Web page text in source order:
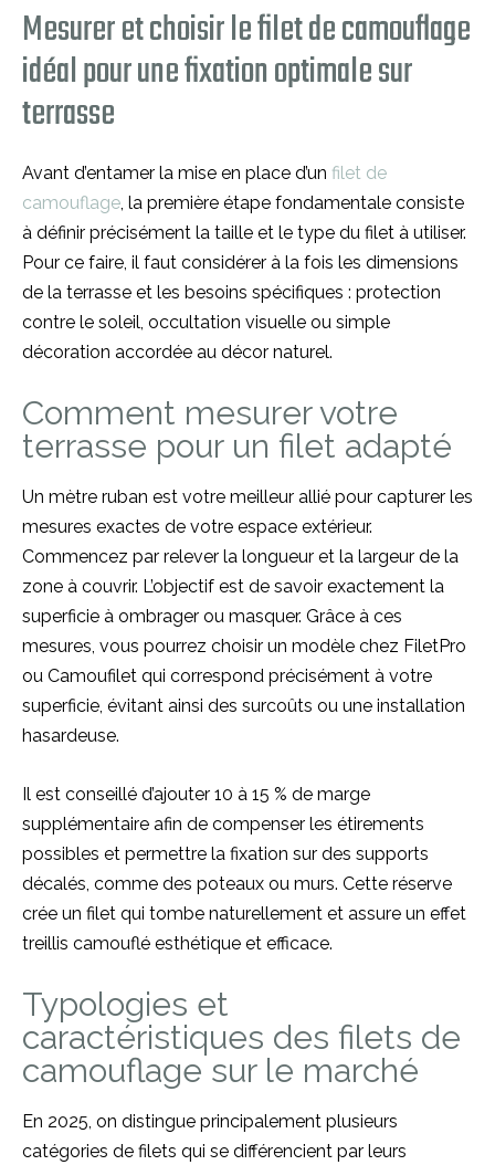
Mesurer et choisir le filet de camouflage
idéal pour une fixation optimale sur
terrasse
Avant d’entamer la mise en place d’un filet de
camouflage , la première étape fondamentale consiste
à définir précisément la taille et le type du filet à utiliser.
Pour ce faire, il faut considérer à la fois les dimensions
de la terrasse et les besoins spécifiques : protection
contre le soleil, occultation visuelle ou simple
décoration accordée au décor naturel.
Comment mesurer votre
terrasse pour un filet adapté
Un mètre ruban est votre meilleur allié pour capturer les
mesures exactes de votre espace extérieur.
Commencez par relever la longueur et la largeur de la
zone à couvrir. L’objectif est de savoir exactement la
superficie à ombrager ou masquer. Grâce à ces
mesures, vous pourrez choisir un modèle chez FiletPro
ou Camoufilet qui correspond précisément à votre
superficie, évitant ainsi des surcoûts ou une installation
hasardeuse.
Il est conseillé d’ajouter 10 à 15 % de marge
supplémentaire afin de compenser les étirements
possibles et permettre la fixation sur des supports
décalés, comme des poteaux ou murs. Cette réserve
crée un filet qui tombe naturellement et assure un effet
treillis camouflé esthétique et efficace.
Typologies et
caractéristiques des filets de
camouflage sur le marché
En 2025, on distingue principalement plusieurs
catégories de filets qui se différencient par leurs